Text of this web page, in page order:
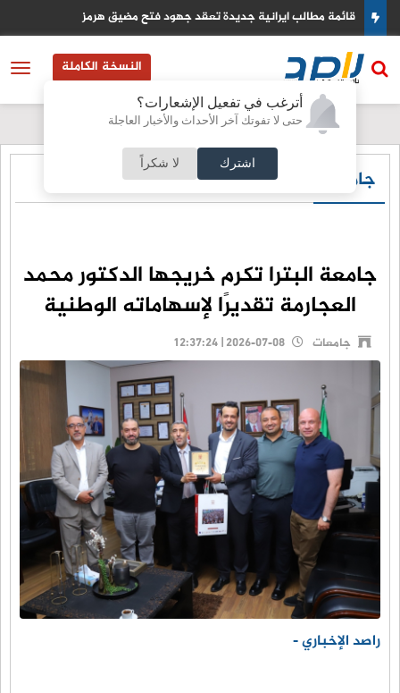
أترغب في تفعيل الإشعارات؟
حتى لا تفوتك آخر الأحداث والأخبار العاجلة
اشترك لا شكراً
قائمة مطالب ايرانية جديدة تعقد جهود فتح مضيق هرمز
النسخة الكاملة
جامعات
جامعة البترا تكرم خريجها الدكتور محمد
العجارمة تقديرًا لإسهاماته الوطنية
جامعات
راصد الإخباري -